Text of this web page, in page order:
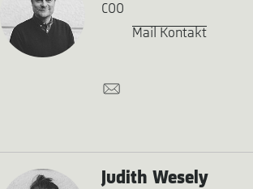
COO
Mail Kontakt
Judith Wesely